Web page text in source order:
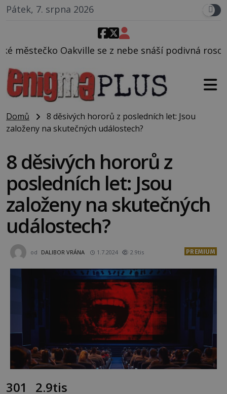
Pátek, 7. srpna 2026
z nebe snáší podivná rosolovitá látka
Domů
8 děsivých hororů z posledních let: Jsou
založeny na skutečných událostech?
8 děsivých hororů z
posledních let: Jsou
založeny na skutečných
událostech?
od DALIBOR VRÁNA 1.7.2024 2.9tis PREMIUM
301 2.9tis